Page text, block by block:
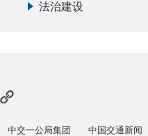
法治建设
中交一公局集团 中国交通新闻